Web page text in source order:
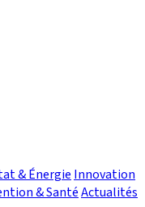
& Énergie Innovation
& SantéActualités